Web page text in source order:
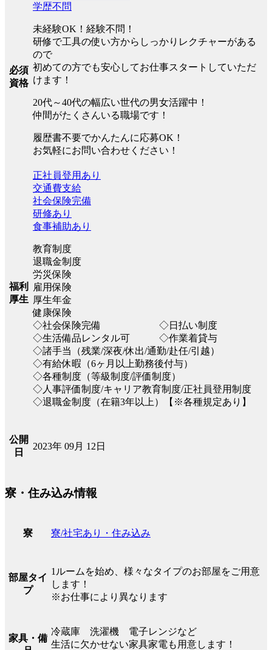
必須
資格
学歴不問
未経験OK！経験不問！
研修で工具の使い方からしっかりレクチャーがある
ので
初めての方でも安心してお仕事スタートしていただ
けます！
20代～40代の幅広い世代の男女活躍中！
仲間がたくさんいる職場です！
履歴書不要でかんたんに応募OK！
お気軽にお問い合わせください！
福利
厚生
正社員登用あり
交通費支給
社会保険完備
研修あり
食事補助あり
教育制度
退職金制度
労災保険
雇用保険
厚生年金
健康保険
◇社会保険完備 ◇日払い制度
◇生活備品レンタル可 ◇作業着貸与
◇諸手当（残業/深夜/休出/通勤/赴任/引越）
◇有給休暇（6ヶ月以上勤務後付与）
◇各種制度（等級制度/評価制度）
◇人事評価制度/キャリア教育制度/正社員登用制度
◇退職金制度（在籍3年以上）【※各種規定あり】
公開
日
2023年 09月 12日
寮・住み込み情報
寮 寮/社宅あり・住み込み
部屋タイ
プ
1ルームを始め、様々なタイプのお部屋をご用意
します！
※お仕事により異なります
家具・備
冷蔵庫 洗濯機 電子レンジなど
生活に欠かせない家具家電も用意します！